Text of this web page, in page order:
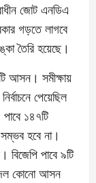
জোট এনডিএ
গড়তে লাগবে
তৈরি হয়েছে।
আসন। সমীক্ষায়
পেয়েছিল
১৪৭টি
হবে না।
বিজেপি পাবে ৯টি
দল কোনো আসন